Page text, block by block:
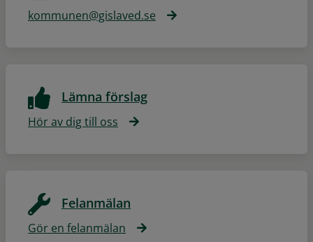
kommunen@gislaved.se
Lämna förslag
Hör av dig till oss
Felanmälan
Gör en felanmälan